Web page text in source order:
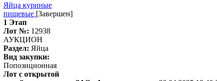
Яйца куриные
пищевые [Завершен]
1 Этап
Лот №: 12938
АУКЦИОН
Раздел: Яйца
Вид закупки:
Попозиционная
Лот с открытой